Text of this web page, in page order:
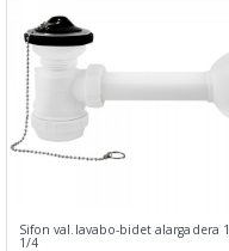
Sifon val.lavabo-bidet alargadera 1
1/4